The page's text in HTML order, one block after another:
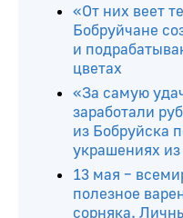
«От них веет
Бобруйчане
и
цветах
«За самую
заработали
из Бобруйска
украшениях
13 мая –
полезное
сорняка.